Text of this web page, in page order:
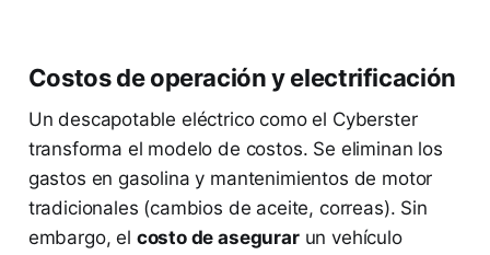
Costos de operación y electrificación
Un descapotable eléctrico como el Cyberster
transforma el modelo de costos. Se eliminan los
gastos en gasolina y mantenimientos de motor
tradicionales (cambios de aceite, correas). Sin
embargo, el costo de asegurarun vehículo